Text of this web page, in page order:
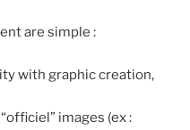
are simple :
with graphic creation,
images (ex :